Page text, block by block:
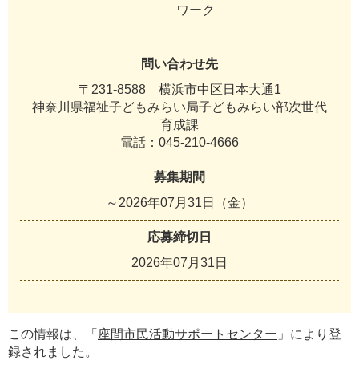
ワーク
問い合わせ先
〒231-8588 横浜市中区日本大通1
神奈川県福祉子どもみらい局子どもみらい部次世代
育成課
電話：045-210-4666
募集期間
～2026年07月31日（金）
応募締切日
2026年07月31日
この情報は、「 座間市民活動サポートセンター 」により登
録されました。